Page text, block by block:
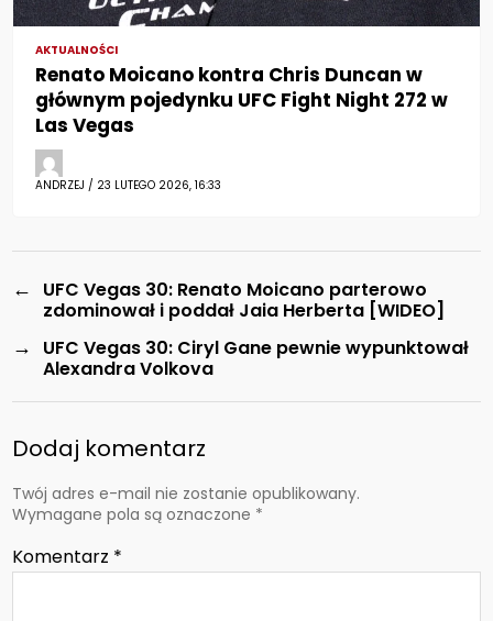
AKTUALNOŚCI
Renato Moicano kontra Chris Duncan w
głównym pojedynku UFC Fight Night 272 w
Las Vegas
ANDRZEJ / 23 LUTEGO 2026, 16:33
←
UFC Vegas 30: Renato Moicano parterowo
zdominował i poddał Jaia Herberta [WIDEO]
→
UFC Vegas 30: Ciryl Gane pewnie wypunktował
Alexandra Volkova
Dodaj komentarz
Twój adres e-mail nie zostanie opublikowany.
Wymagane pola są oznaczone *
Komentarz *